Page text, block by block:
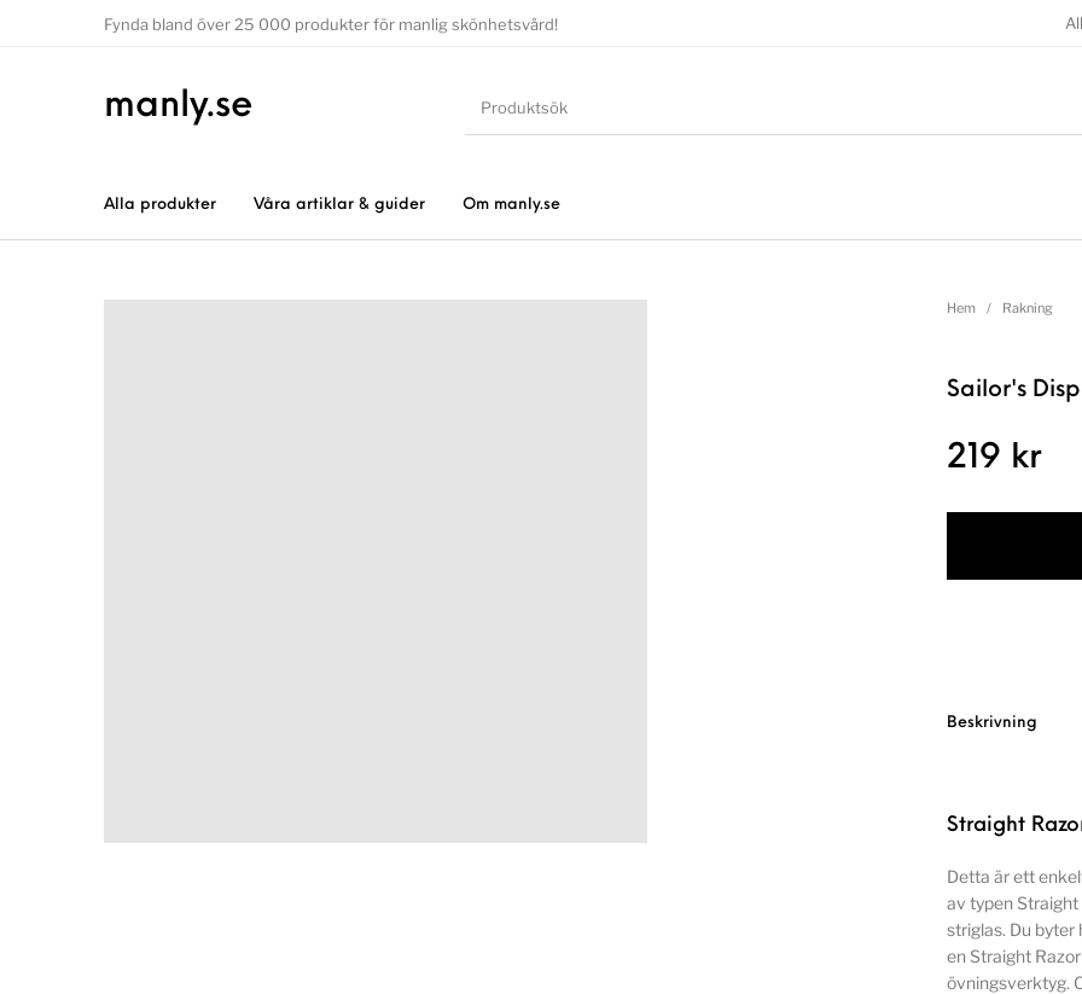
Fynda bland över 25 000 produkter för manlig skönhetsvård!
manly.se
Alla produkter Våra artiklar & guider Om manly.se
Hem / Rakning
Sailor's
219 kr
Beskrivning
Straight
Detta är ett
av typen Straight
striglas. Du byter
en Straight
övningsverktyg.